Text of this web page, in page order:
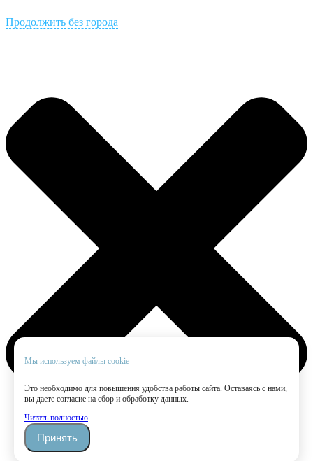
Мы используем файлы cookie
Это необходимо для повышения удобства работы сайта. Оставаясь с нами,
вы даете согласие на сбор и обработку данных.
Читать полностью
Принять
Продолжить без города